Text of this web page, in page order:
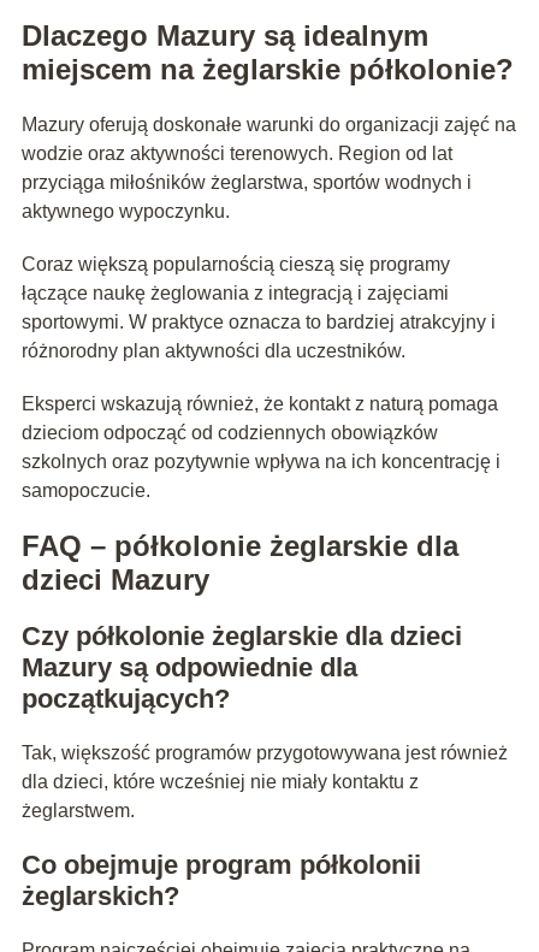
Dlaczego Mazury są idealnym
miejscem na żeglarskie półkolonie?
Mazury oferują doskonałe warunki do organizacji zajęć na
wodzie oraz aktywności terenowych. Region od lat
przyciąga miłośników żeglarstwa, sportów wodnych i
aktywnego wypoczynku.
Coraz większą popularnością cieszą się programy
łączące naukę żeglowania z integracją i zajęciami
sportowymi. W praktyce oznacza to bardziej atrakcyjny i
różnorodny plan aktywności dla uczestników.
Eksperci wskazują również, że kontakt z naturą pomaga
dzieciom odpocząć od codziennych obowiązków
szkolnych oraz pozytywnie wpływa na ich koncentrację i
samopoczucie.
FAQ – półkolonie żeglarskie dla
dzieci Mazury
Czy półkolonie żeglarskie dla dzieci
Mazury są odpowiednie dla
początkujących?
Tak, większość programów przygotowywana jest również
dla dzieci, które wcześniej nie miały kontaktu z
żeglarstwem.
Co obejmuje program półkolonii
żeglarskich?